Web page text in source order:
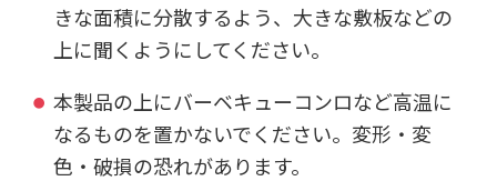
きな面積に分散するよう、大きな敷板などの
上に聞くようにしてください。
本製品の上にバーベキューコンロなど高温に
なるものを置かないでください。変形・変
色・破損の恐れがあります。